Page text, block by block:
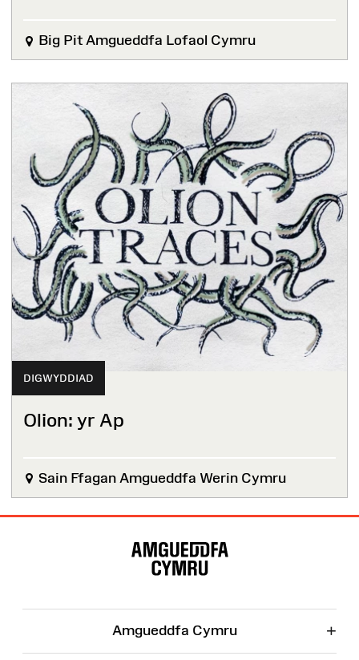
Big Pit Amgueddfa Lofaol Cymru
DIGWYDDIAD
Olion: yr Ap
Sain Ffagan Amgueddfa Werin Cymru
Amgueddfa Cymru +